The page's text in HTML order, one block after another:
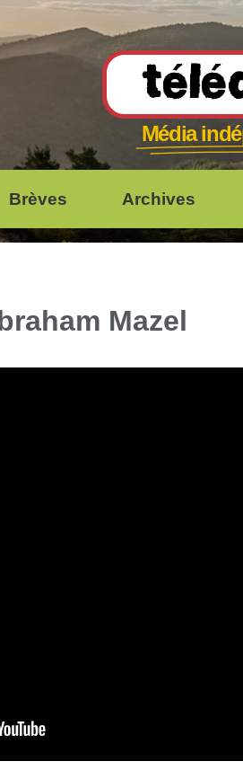
Média
Brèves Archives
Mazel